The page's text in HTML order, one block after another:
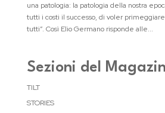
una patologia: la patologia della nostra
tutti i costi il successo, di voler
tutti”. Così Elio Germano risponde alle...
Sezioni del
TILT
STORIES